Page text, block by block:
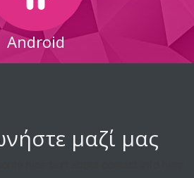
Android
μαζί μας